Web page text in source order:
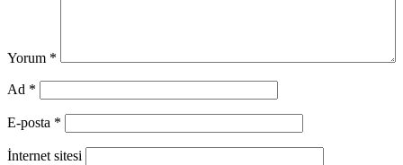
Yorum *
Ad *
E-posta *
İnternet sitesi